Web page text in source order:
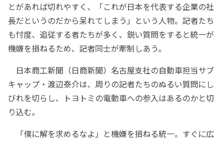
とがあれば切れやすく、「これが日本を代表する企業の社
長だというのだから呆れてしまう」という人物。記者たち
も忖度、追従する者たちが多く、鋭い質問をすると統一が
機嫌を損ねるため、記者同士が牽制しあう。
日本商工新聞（日商新聞）名古屋支社の自動車担当サブ
キャップ・渡辺泰介は、周りの記者たちのぬるい質問にし
びれを切らし、トヨトミの電動車への参入はあるのかと切
り込む。
「僕に解を求めるなよ」と機嫌を損ねる統一。すぐに広